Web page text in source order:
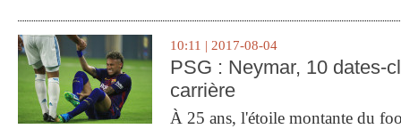
10:11 | 2017-08-04
PSG : Neymar, 10 dates-
carrière
À 25 ans, l'étoile montante du